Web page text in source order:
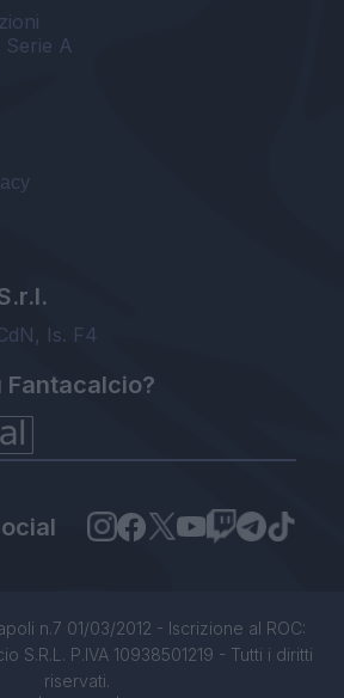
Serie A
Is. F4
Fantacalcio?
n.7 01/03/2012 - Iscrizione al ROC:
S.R.L. P.IVA 10938501219 - Tutti i diritti
riservati.